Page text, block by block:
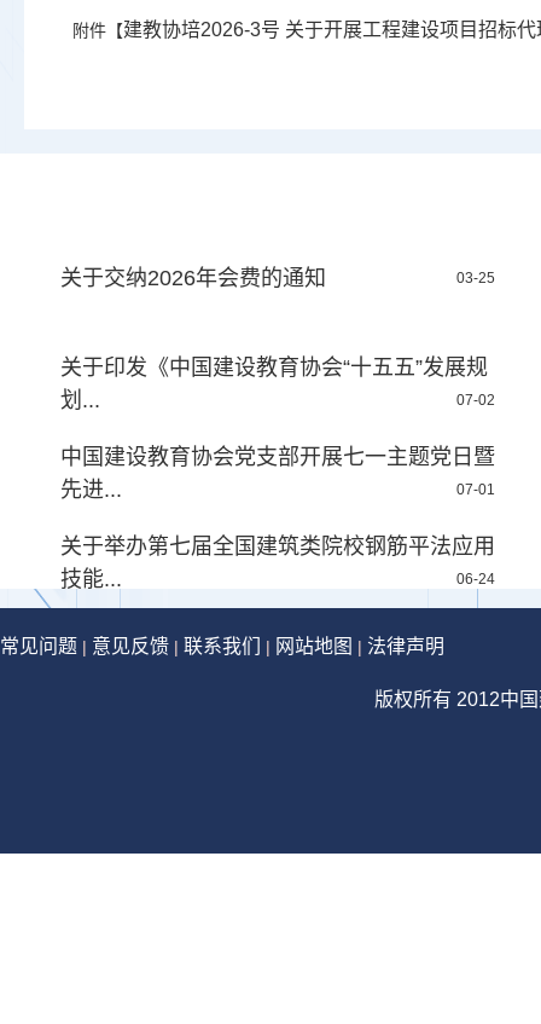
附件【建教协培2026-3号 关于开展工程建设项目招标
关于交纳2026年会费的通知 03-25
关于印发《中国建设教育协会“十五五”发展规
划...
07-02
中国建设教育协会党支部开展七一主题党日暨
先进...
07-01
关于举办第七届全国建筑类院校钢筋平法应用
技能...
06-24
常见问题 | 意见反馈 | 联系我们 | 网站地图 | 法律声明
版权所有 2012中